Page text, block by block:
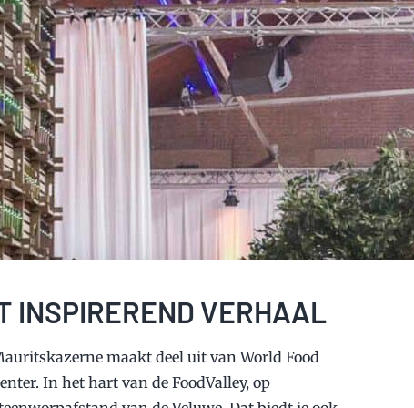
INSPIREREND VERHAAL